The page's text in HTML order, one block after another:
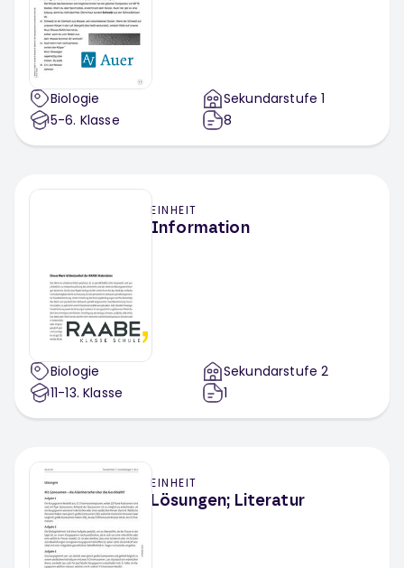
Biologie
5-6. Klasse
Sekundarstufe 1
8
EINHEIT
Information
Biologie
11-13. Klasse
Sekundarstufe 2
1
EINHEIT
Lösungen; Literatur